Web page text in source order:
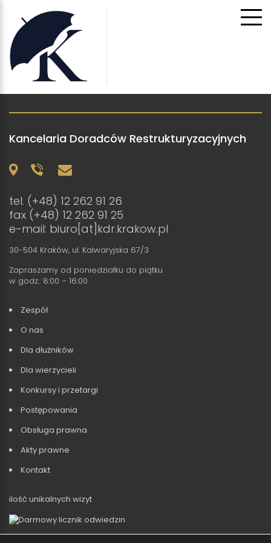
Kancelaria Doradców Restrukturyzacyjnych
tel. (+48) 12 262 91 26
fax (+48) 12 262 91 25
e-mail: biuro[at]kdr.krakow.pl
30-504 Kraków, ul. Kalwaryjska 67/3
Zapraszamy od poniedziałku do piątku
w godz.: 8:00 – 16:00
Zespół
O nas
Dla dłużników
Dla wierzycieli
Konkursy i przetargi
Postępowania
Obsługa prawna
Akty prawne
Kontakt
ilość unikalnych wizyt